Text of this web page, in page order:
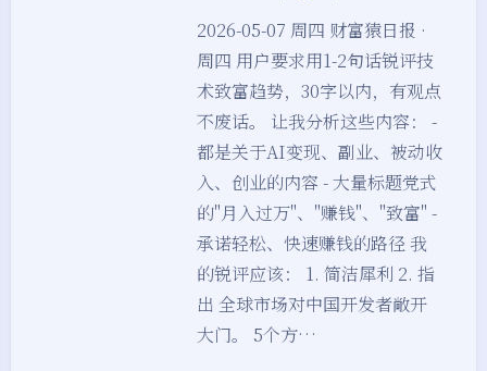
2026-05-07 周四 财富猿日报 ·
周四 用户要求用1-2句话锐评技
术致富趋势，30字以内，有观点
不废话。 让我分析这些内容： -
都是关于AI变现、副业、被动收
入、创业的内容 - 大量标题党式
的"月入过万"、"赚钱"、"致富" -
承诺轻松、快速赚钱的路径 我
的锐评应该： 1. 简洁犀利 2. 指
出 全球市场对中国开发者敞开
大门。 5个方…